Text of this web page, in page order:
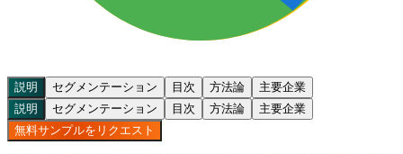
説明 セグメンテーション 目次 方法論
主要企業
説明
セグメンテーション 目次 方法論
主要企業
無料サンプルをリクエスト